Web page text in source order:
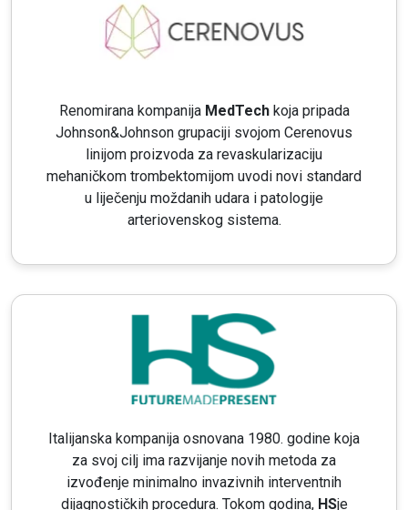
Renomirana kompanija MedTechkoja pripada
Johnson&Johnson grupaciji svojom Cerenovus
linijom proizvoda za revaskularizaciju
mehaničkom trombektomijom uvodi novi standard
u liječenju moždanih udara i patologije
arteriovenskog sistema.
Italijanska kompanija osnovana 1980. godine koja
za svoj cilj ima razvijanje novih metoda za
izvođenje minimalno invazivnih interventnih
dijagnostičkih procedura. Tokom godina, HSje